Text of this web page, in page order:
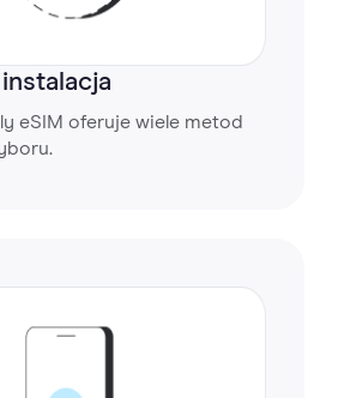
eSIM oferuje wiele metod